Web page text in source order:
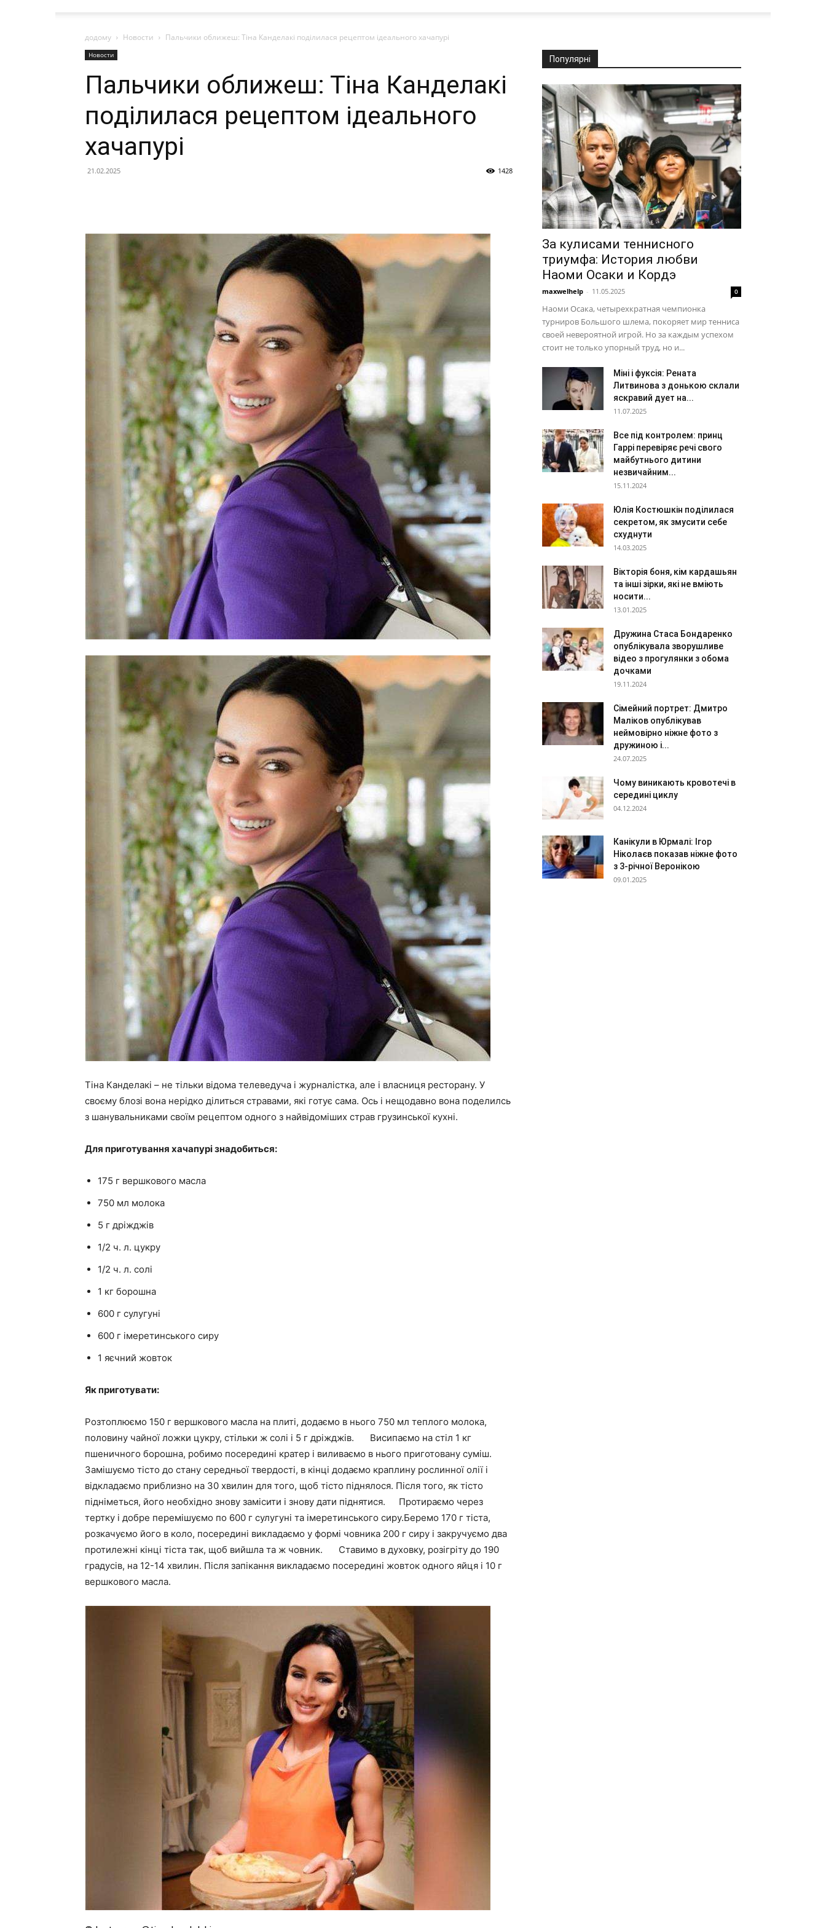
додому Новости Пальчики оближеш: Тіна Канделакі поділилася рецептом ідеального хачапурі
Новости
Пальчики оближеш: Тіна Канделакі
поділилася рецептом ідеального
хачапурі
21.02.2025 1428
Тіна Канделакі – не тільки відома телеведуча і журналістка, але і власниця ресторану. У
своєму блозі вона нерідко ділиться стравами, які готує сама. Ось і нещодавно вона поделилсь
з шанувальниками своїм рецептом одного з найвідоміших страв грузинської кухні.
Для приготування хачапурі знадобиться:
175 г вершкового масла
750 мл молока
5 г дріжджів
1/2 ч. л. цукру
1/2 ч. л. солі
1 кг борошна
600 г сулугуні
600 г імеретинського сиру
1 яєчний жовток
Як приготувати:
Розтоплюємо 150 г вершкового масла на плиті, додаємо в нього 750 мл теплого молока,
половину чайної ложки цукру, стільки ж солі і 5 г дріжджів. ⠀⠀Висипаємо на стіл 1 кг
пшеничного борошна, робимо посередині кратер і виливаємо в нього приготовану суміш.
Замішуємо тісто до стану середньої твердості, в кінці додаємо краплину рослинної олії і
відкладаємо приблизно на 30 хвилин для того, щоб тісто піднялося. Після того, як тісто
підніметься, його необхідно знову замісити і знову дати піднятися.⠀⠀Протираємо через
тертку і добре перемішуємо по 600 г сулугуні та імеретинського сиру.Беремо 170 г тіста,
розкачуємо його в коло, посередині викладаємо у формі човника 200 г сиру і закручуємо два
протилежні кінці тіста так, щоб вийшла та ж човник. ⠀⠀Ставимо в духовку, розігріту до 190
градусів, на 12-14 хвилин. Після запікання викладаємо посередині жовток одного яйця і 10 г
вершкового масла. ⠀
Популярні
За кулисами теннисного
триумфа: История любви
Наоми Осаки и Кордэ
maxwelhelp - 11.05.2025 0
Наоми Осака, четырехкратная чемпионка
турниров Большого шлема, покоряет мир тенниса
своей невероятной игрой. Но за каждым успехом
стоит не только упорный труд, но и...
Міні і фуксія: Рената
Литвинова з донькою склали
яскравий дует на...
11.07.2025
Все під контролем: принц
Гаррі перевіряє речі свого
майбутнього дитини
незвичайним...
15.11.2024
Юлія Костюшкін поділилася
секретом, як змусити себе
схуднути
14.03.2025
Вікторія боня, кім кардашьян
та інші зірки, які не вміють
носити...
13.01.2025
Дружина Стаса Бондаренко
опублікувала зворушливе
відео з прогулянки з обома
дочками
19.11.2024
Сімейний портрет: Дмитро
Маліков опублікував
неймовірно ніжне фото з
дружиною і...
24.07.2025
Чому виникають кровотечі в
середині циклу
04.12.2024
Канікули в Юрмалі: Ігор
Ніколаєв показав ніжне фото
з 3-річної Веронікою
09.01.2025